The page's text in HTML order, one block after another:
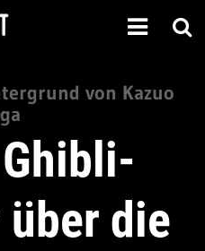
von Kazuo
die